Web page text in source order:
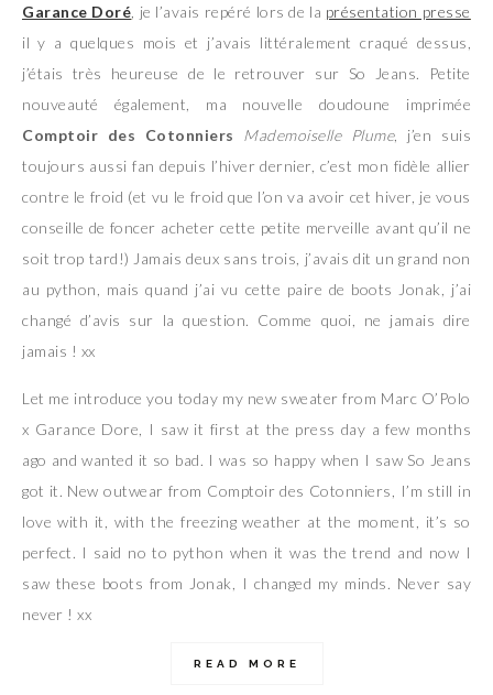
Garance Doré , je l’avais repéré lors de la présentation presse
il y a quelques mois et j’avais littéralement craqué dessus,
j’étais très heureuse de le retrouver sur So Jeans. Petite
nouveauté également, ma nouvelle doudoune imprimée
Comptoir des Cotonniers
Mademoiselle Plume, j’en suis
toujours aussi fan depuis l’hiver dernier, c’est mon fidèle allier
contre le froid (et vu le froid que l’on va avoir cet hiver, je vous
conseille de foncer acheter cette petite merveille avant qu’il ne
soit trop tard!) Jamais deux sans trois, j’avais dit un grand non
au python, mais quand j’ai vu cette paire de boots Jonak, j’ai
changé d’avis sur la question. Comme quoi, ne jamais dire
jamais ! xx
Let me introduce you today my new sweater from Marc O’Polo
x Garance Dore, I saw it first at the press day a few months
ago and wanted it so bad. I was so happy when I saw So Jeans
got it. New outwear from Comptoir des Cotonniers, I’m still in
love with it, with the freezing weather at the moment, it’s so
perfect. I said no to python when it was the trend and now I
saw these boots from Jonak, I changed my minds. Never say
never ! xx
READ MORE